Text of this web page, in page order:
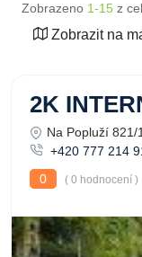
Zobrazeno 1-15 z
Zobrazit na
2K
Na Popluží 821/
+420 777 214
0
( 0 hodnocení )